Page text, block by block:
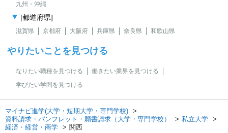
九州・沖縄
[都道府県]
滋賀県 京都府 大阪府 兵庫県 奈良県 和歌山県
やりたいことを見つける
なりたい職種を見つける
働きたい業界を見つける
学びたい学問を見つける
マイナビ進学(大学・短期大学・専門学校)
資料請求・パンフレット・願書請求（大学・専門学校）
私立大学
経済・経営・商学
関西